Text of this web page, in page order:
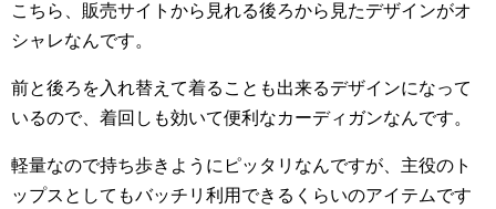
こちら、販売サイトから見れる後ろから見たデザインがオ
シャレなんです。
前と後ろを入れ替えて着ることも出来るデザインになって
いるので、着回しも効いて便利なカーディガンなんです。
軽量なので持ち歩きようにピッタリなんですが、主役のト
ップスとしてもバッチリ利用できるくらいのアイテムです